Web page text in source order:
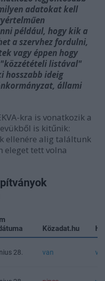
adatokat kell
például, hogy kik a
a szervhez fordulni,
vagy éppen hogy
listával"
ideig
állami
kra is vonatkozik a
is kitűnik:
ellenére alig találtunk
tett volna